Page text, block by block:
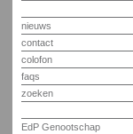
nieuws
contact
colofon
faqs
zoeken
EdP Genootschap